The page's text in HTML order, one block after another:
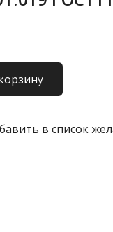
в список